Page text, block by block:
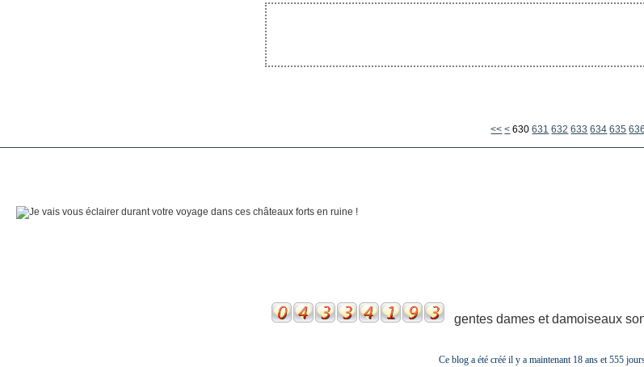
<< < 600
610
620
630 631 632 633 634 635 636
gentes dames et damoiseaux
Ce blog a été créé il y a maintenant 18 ans et555